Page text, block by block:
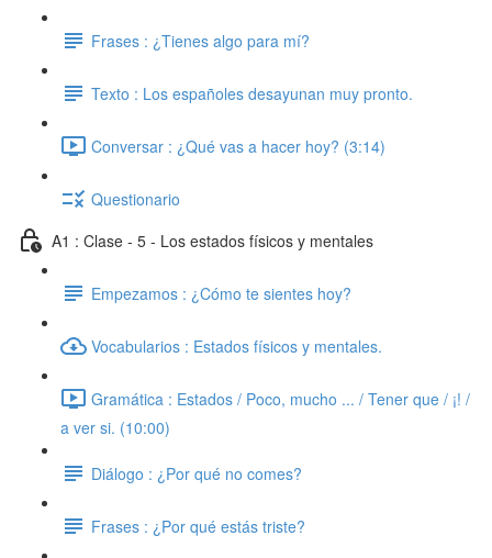
Frases : ¿Tienes algo para mí?
Texto : Los españoles desayunan muy pronto.
Conversar : ¿Qué vas a hacer hoy? (3:14)
Questionario
A1 : Clase - 5 - Los estados físicos y mentales
Empezamos : ¿Cómo te sientes hoy?
Vocabularios : Estados físicos y mentales.
Gramática : Estados / Poco, mucho ... / Tener que / ¡! /
a ver si. (10:00)
Diálogo : ¿Por qué no comes?
Frases : ¿Por qué estás triste?